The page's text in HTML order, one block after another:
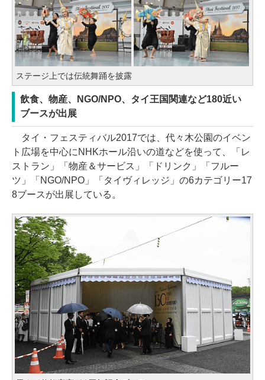
ステージ上では伝統舞踊を披露
飲食、物産、NGO/NPO、タイ王国関連など180近い
ブースが出展
タイ・フェスティバル2017では、代々木公園のイベン
ト広場を中心にNHKホール沿いの道などを使って、「レ
ストラン」「物産＆サービス」「ドリンク」「フルー
ツ」「NGO/NPO」「タイヴィレッジ」の6カテゴリー17
8ブースが出展している。